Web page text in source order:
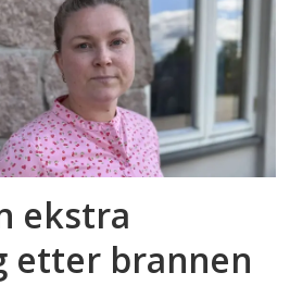
ekstra
etter brannen